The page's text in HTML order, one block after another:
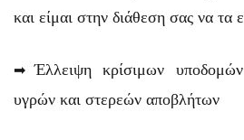
και είμαι στην διάθεση σας να τα
➡Έλλειψη κρίσιμων
υγρών και στερεών αποβλήτων